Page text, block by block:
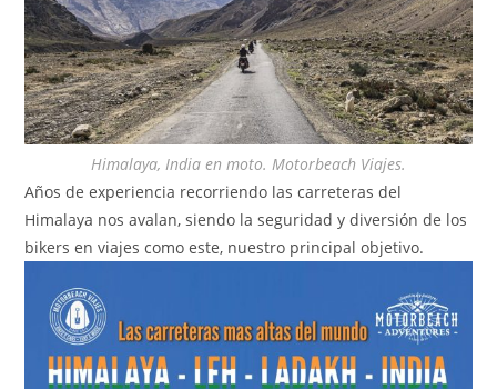
Himalaya, India en moto. Motorbeach Viajes.
Años de experiencia recorriendo las carreteras del
Himalaya nos avalan, siendo la seguridad y diversión de los
bikers en viajes como este, nuestro principal objetivo.